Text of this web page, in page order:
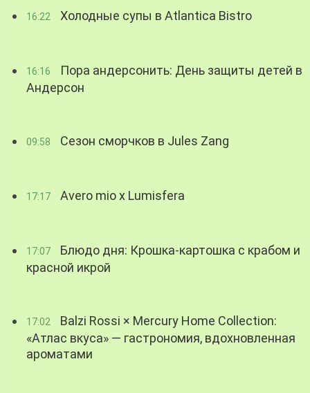
16:22 Холодные супы в Atlantica Bistro
16:16
Пора андерсонить: День защиты детей в
Андерсон
09:58 Сезон сморчков в Jules Zang
17:17 Avero mio x Lumisfera
17:07
Блюдо дня: Крошка-картошка с крабом и
красной икрой
17:02
Balzi Rossi × Mercury Home Collection:
«Атлас вкуса» — гастрономия, вдохновленная
ароматами